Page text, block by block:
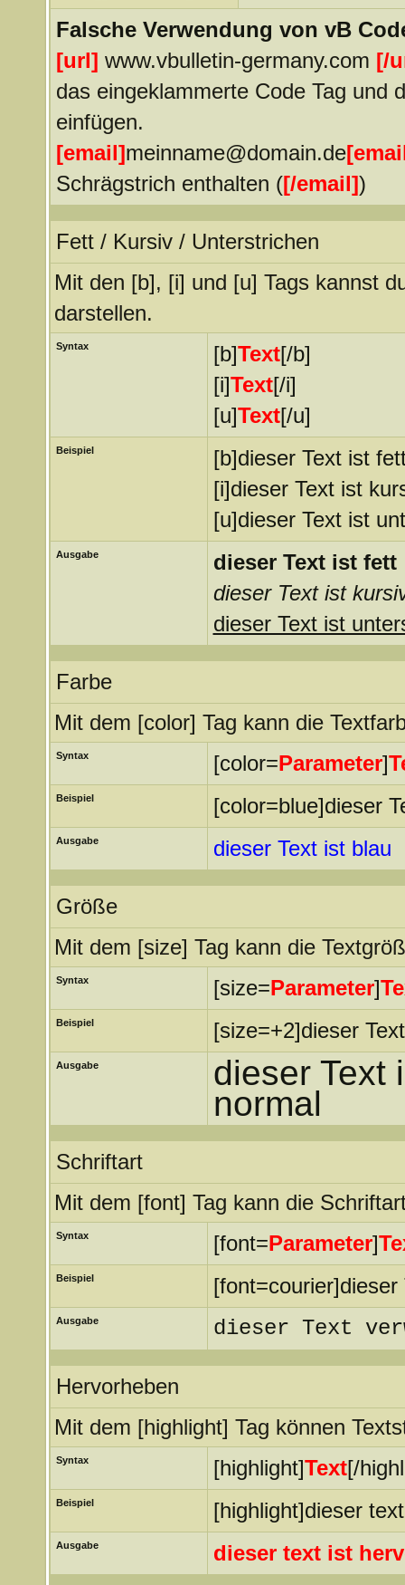
Falsche Verwendung von vB
[url] www.vbulletin-germany.com [/
das eingeklammerte Code Tag und
einfügen.
[email]meinname@domain.de
Schrägstrich enthalten ([/email])
Fett / Kursiv / Unterstrichen
Mit den [b], [i] und [u] Tags kannst
darstellen.
Syntax [b]Text[/b]
[i]Text[/i]
[u]Text[/u]
Beispiel
[b]dieser Text ist
[i]dieser Text ist
[u]dieser Text ist
Ausgabe
dieser Text ist fett
dieser Text ist
dieser Text ist
Farbe
Mit dem [color] Tag kann die
Syntax [color=Parameter]
Beispiel [color=blue]dieser
Ausgabe dieser Text ist blau
Größe
Mit dem [size] Tag kann die
Syntax [size=Parameter]
Beispiel [size=+2]dieser
Ausgabe dieser Text
normal
Schriftart
Mit dem [font] Tag kann die
Syntax [font=Parameter]
Beispiel
Ausgabe dieser Text
Hervorheben
Mit dem [highlight] Tag können
Syntax [highlight]Text[/
Beispiel [highlight]dieser
Ausgabe dieser text ist